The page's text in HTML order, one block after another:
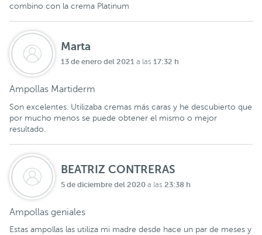
combino con la crema Platinum
Marta
13 de enero del 2021 a las 17:32 h
Ampollas Martiderm
Son excelentes. Utilizaba cremas más caras y he descubierto que
por mucho menos se puede obtener el mismo o mejor
resultado.
BEATRIZ CONTRERAS
5 de diciembre del 2020 a las 23:38 h
Ampollas geniales
Estas ampollas las utiliza mi madre desde hace un par de meses y